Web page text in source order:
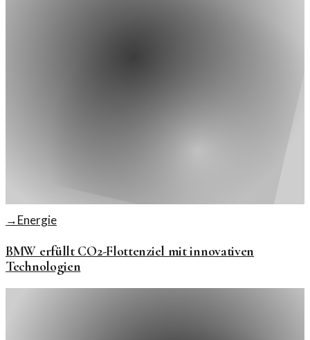
→Energie
BMW erfüllt CO2-Flottenziel mit innovativen
Technologien